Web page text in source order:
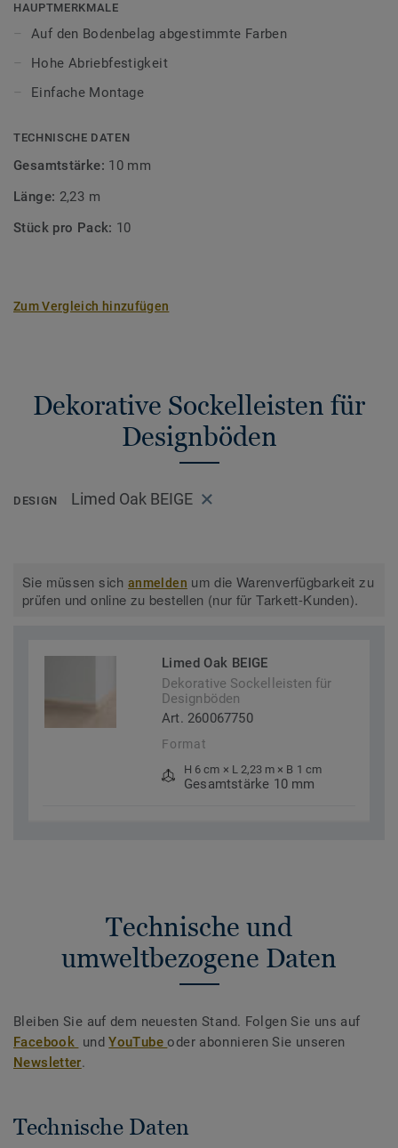
HAUPTMERKMALE
Auf den Bodenbelag abgestimmte Farben
Hohe Abriebfestigkeit
Einfache Montage
TECHNISCHE DATEN
Gesamtstärke: 10 mm
Länge: 2,23 m
Stück pro Pack: 10
Zum Vergleich hinzufügen
Dekorative Sockelleisten für
Designböden
DESIGN Limed Oak BEIGE
Sie müssen sichanmelden um die Warenverfügbarkeit zu
prüfen und online zu bestellen (nur für Tarkett-Kunden).
Limed Oak BEIGE
Dekorative Sockelleisten für
Designböden
Art. 260067750
Format
H 6 cm × L 2,23 m × B 1 cm
Gesamtstärke 10 mm
Technische und
umweltbezogene Daten
Bleiben Sie auf dem neuesten Stand. Folgen Sie uns auf
Facebook undYouTubeoder abonnieren Sie unseren
Newsletter.
Technische Daten